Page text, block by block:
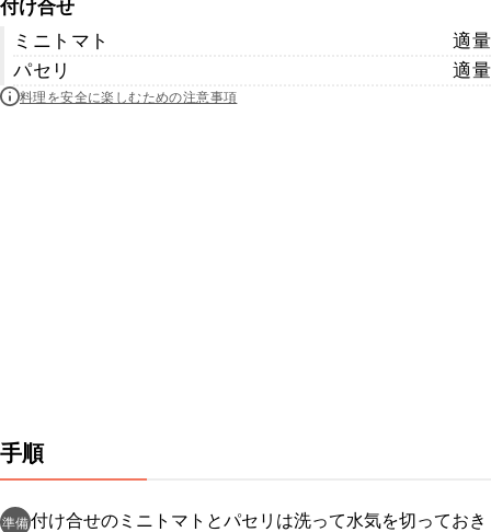
付け合せ
ミニトマト
適量
パセリ
適量
料理を安全に楽しむための注意事項
手順
準備付け合せのミニトマトとパセリは洗って水気を切っておき